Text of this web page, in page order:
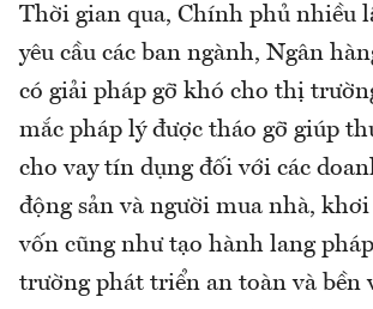
Thời gian qua, Chính phủ nhiều
yêu cầu các ban ngành, Ngân
có giải pháp gỡ khó cho thị
mắc pháp lý được tháo gỡ giúp
cho vay tín dụng đối với các
động sản và người mua nhà,
vốn cũng như tạo hành lang
trường phát triển an toàn và bền